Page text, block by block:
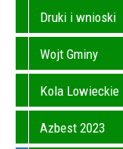
Druki i wnioski
Wojt Gminy
Kola Lowieckie
Azbest 2023